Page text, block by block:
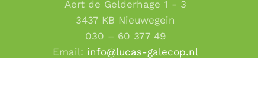
Aert de Gelderhage 1 - 3
3437 KB Nieuwegein
030 – 60 377 49
Email: info@lucas-galecop.nl